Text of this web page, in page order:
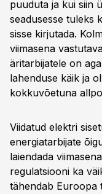
puuduta ja kui siin
seadusesse tuleks
sisse kirjutada.
viimasena
äritarbijatele on
lahenduse käik ja
kokkuvõetuna
Viidatud elektri
energiatarbijate
laiendada
regulatsiooni ka
tähendab Euroopa